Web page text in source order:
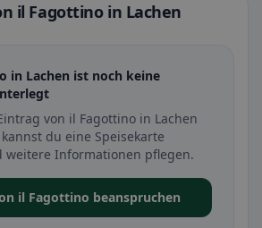
il Fagottino in Lachen
in Lachen ist noch keine
von il Fagottino in Lachen
du eine Speisekarte
weitere Informationen pflegen.
il Fagottino beanspruchen